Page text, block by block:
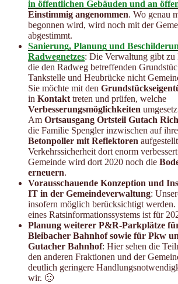
in öffentlichen Ge­bäuden und an
Einstimmig angenommen. Wo genau
begonnen wird, wird noch mit der
abgestimmt.
Sanierung, Planung und
Radwegnetzes: Die Verwaltung gibt zu
die den Radweg betreffenden
Tankstelle und Heubrücke nicht
Sie möchte mit den
in Kontakt treten und prüfen, welche
Verbesserungsmöglichkeiten
Am Ortsausgang Ortsteil Gutach
die Familie Spengler inzwischen auf
Betonpoller mit Reflektoren
Verkehrssicherheit dort enorm
Gemeinde wird dort 2020 noch die
erneuern.
Vorausschauende Konzeption und
IT in der Gemeinde­verwaltung:
insofern möglich berücksichtigt
eines Ratsinformationssystems ist für
Planung weiterer P&R-Parkplätze
Bleibacher Bahnhof sowie für Pkw
Gutacher Bahnhof: Hier sehen die
den anderen Fraktionen und der
deutlich geringere
wir. 🙁